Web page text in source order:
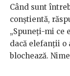
Când sunt
conștientă,
„Spuneți-mi ce
dacă elefanții o
blochează.